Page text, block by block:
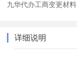
九华代办工商变更材料
详细说明